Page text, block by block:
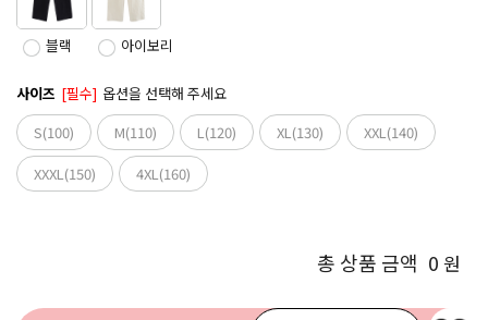
블랙 아이보리
사이즈 [필수] 옵션을 선택해 주세요
S(100)
M(110) L(120) XL(130)
XXL(140)
XXXL(150)
4XL(160)
총 상품 금액 0 원